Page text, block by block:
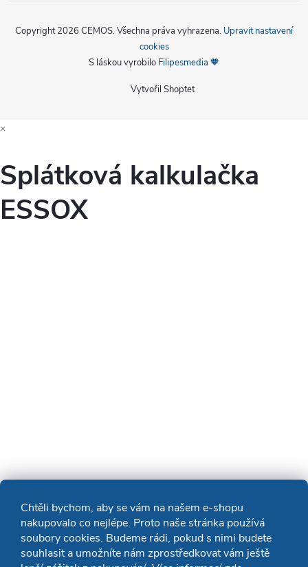
Chtěli bychom, aby se vám na našem e-shopu
nakupovalo co nejlépe. Proto naše stránka používá
soubory cookies. Budeme rádi, pokud s nimi budete
souhlasit a umožníte nám zprostředkovat vám ještě
Vytvořil Shoptet
Copyright 2026 CEMOS. Všechna práva vyhrazena. Upravit nastavení
cookies
S láskou vyrobilo Filipesmedia 🧡
×
Splátková kalkulačka
ESSOX